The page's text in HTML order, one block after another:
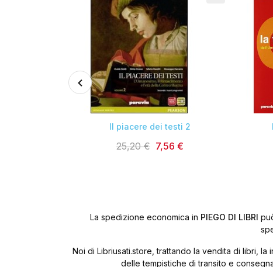

Il piacere dei testi 2
25,20 € 7,56 €
La spedizione economica in PIEGO DI LIBRI
Noi di Libriusati.store, trattando la vendita di libri,
delle tempistiche di transito e